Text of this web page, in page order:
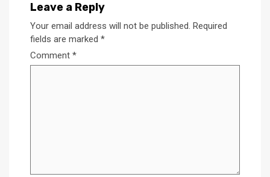
Leave a Reply
Your email address will not be published. Required
fields are marked *
Comment *